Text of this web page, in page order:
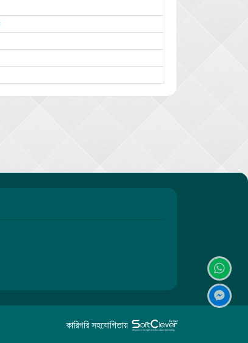
কারিগরি সহযোগিতায়